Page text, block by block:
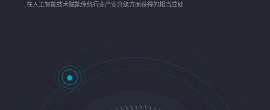
在人工智能技术赋能传统行业产业升级方面获得的相当成就